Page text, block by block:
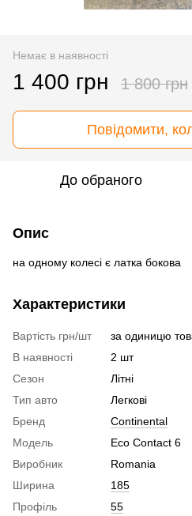
Немає в наявності
1 400 грн 1 800 грн
Повідомити,
До обраного
Опис
на одному колесі є латка бокова
Характеристики
Вартість грн/шт
за одиницю
В наявності
2 шт
Сезон
Літні
Тип авто
Легкові
Бренд
Continental
Модель
Eco Contact 6
Виробник
Romania
Ширина
185
Профіль
55